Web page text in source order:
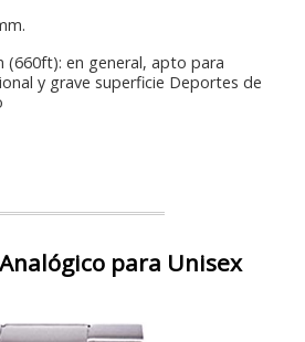
(660ft): en general, apto para
y grave superficie Deportes de
para Unisex